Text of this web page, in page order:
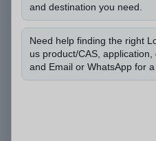
Puis-je connaître le
dont vous avez besoin ?
and destination you need.
Need help finding the right
us product/CAS, application,
and Email or WhatsApp for a